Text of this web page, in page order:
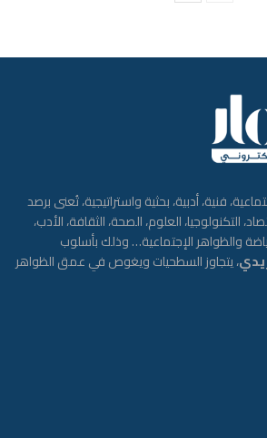
فنية، أدبية، بحثية واستراتيجية، تُعنى برصد
التكنولوجيا، العلوم، الصحة، الثقافة، الأدب،
والظواهر الإجتماعية… وذلك بأسلوب
، يتجاوز السطحيات ويغوص في عمق الظواهر